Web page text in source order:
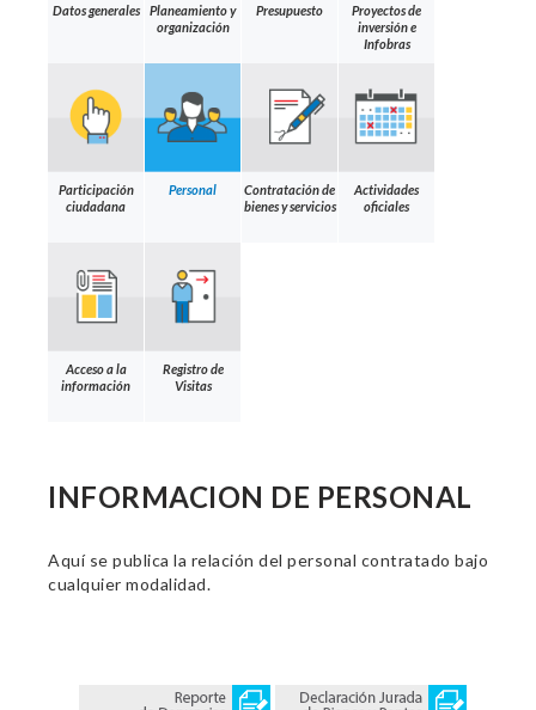
Datos generales
Planeamiento y
organización
Presupuesto
Proyectos de
inversión e
Infobras
Participación
ciudadana
Personal
Contratación de
bienes y servicios
Actividades
oficiales
Acceso a la
información
Registro de
Visitas
INFORMACION DE PERSONAL
Aquí se publica la relación del personal contratado bajo
cualquier modalidad.